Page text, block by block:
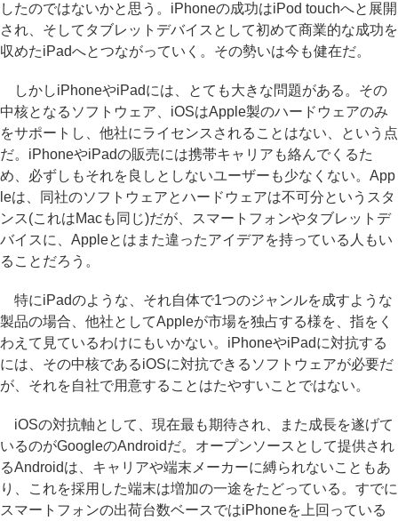
したのではないかと思う。iPhoneの成功はiPod touchへと展開
され、そしてタブレットデバイスとして初めて商業的な成功を
収めたiPadへとつながっていく。その勢いは今も健在だ。
しかしiPhoneやiPadには、とても大きな問題がある。その
中核となるソフトウェア、iOSはApple製のハードウェアのみ
をサポートし、他社にライセンスされることはない、という点
だ。iPhoneやiPadの販売には携帯キャリアも絡んでくるた
め、必ずしもそれを良しとしないユーザーも少なくない。App
leは、同社のソフトウェアとハードウェアは不可分というスタ
ンス(これはMacも同じ)だが、スマートフォンやタブレットデ
バイスに、Appleとはまた違ったアイデアを持っている人もい
ることだろう。
特にiPadのような、それ自体で1つのジャンルを成すような
製品の場合、他社としてAppleが市場を独占する様を、指をく
わえて見ているわけにもいかない。iPhoneやiPadに対抗する
には、その中核であるiOSに対抗できるソフトウェアが必要だ
が、それを自社で用意することはたやすいことではない。
iOSの対抗軸として、現在最も期待され、また成長を遂げて
いるのがGoogleのAndroidだ。オープンソースとして提供され
るAndroidは、キャリアや端末メーカーに縛られないこともあ
り、これを採用した端末は増加の一途をたどっている。すでに
スマートフォンの出荷台数ベースではiPhoneを上回っている